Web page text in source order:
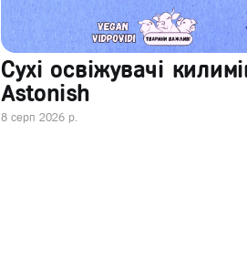
Сухі освіжувачі
Astonish
8 серп 2026 р.